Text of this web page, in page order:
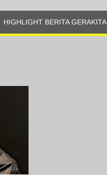
Olahraga
HIGHLIGHT BERITA GERAKITA